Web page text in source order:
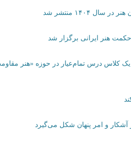
منتشر شد
ایرانی برگزار شد
کلاس درس تمام‌عیار در حوزه «هنر
و امر پنهان شکل می‌گیرد